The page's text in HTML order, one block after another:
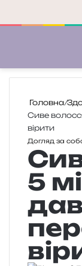
Головна/
Сиве
вірити
Догляд за
5